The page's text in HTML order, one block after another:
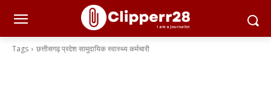
Tags छत्तीसगढ़ प्रदेश सामुदायिक स्वास्थ्य कर्मचारी